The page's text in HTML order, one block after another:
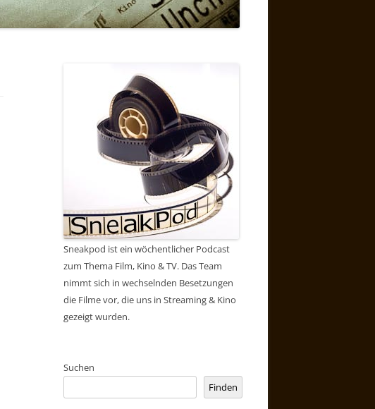
Sneakpod ist ein wöchentlicher Podcast
zum Thema Film, Kino & TV. Das Team
nimmt sich in wechselnden Besetzungen
die Filme vor, die uns in Streaming & Kino
gezeigt wurden.
Suchen
Finden